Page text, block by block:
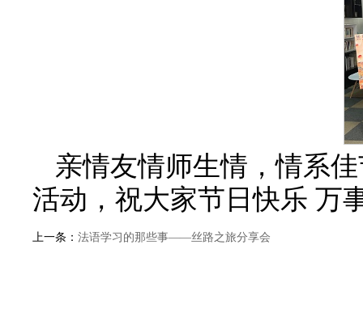
亲情友情师生情，情系
活动，祝大家节日快乐 万
上一条： 法语学习的那些事——丝路之旅分享会